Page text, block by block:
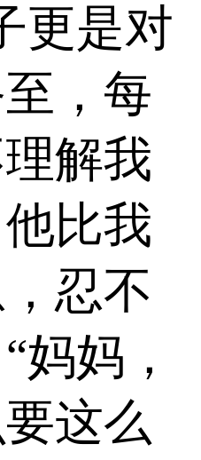
更是对
，每
解我
比我
忍不
妈妈，
这么